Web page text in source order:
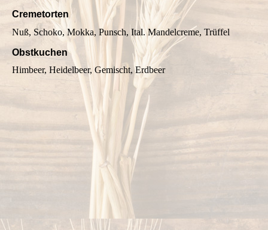
Cremetorten
Nuß, Schoko, Mokka, Punsch, Ital. Mandelcreme, Trüffel
Obstkuchen
Himbeer, Heidelbeer, Gemischt, Erdbeer